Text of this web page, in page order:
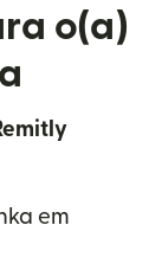
o(a)
em